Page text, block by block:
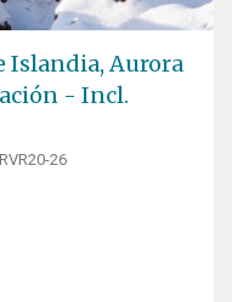
Islandia, Aurora
- Incl.
26